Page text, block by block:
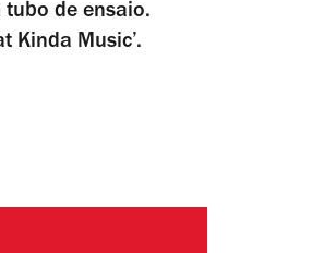
de ensaio.
Kinda Music’.